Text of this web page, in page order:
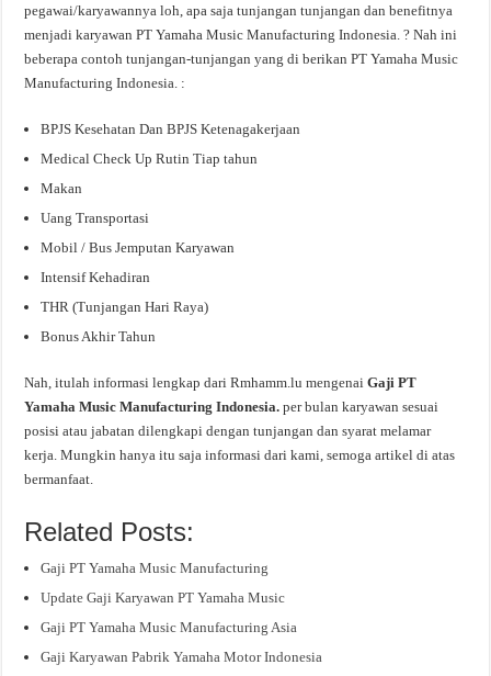
pegawai/karyawannya loh, apa saja tunjangan tunjangan dan benefitnya
menjadi karyawan PT Yamaha Music Manufacturing Indonesia. ? Nah ini
beberapa contoh tunjangan-tunjangan yang di berikan PT Yamaha Music
Manufacturing Indonesia. :
BPJS Kesehatan Dan BPJS Ketenagakerjaan
Medical Check Up Rutin Tiap tahun
Makan
Uang Transportasi
Mobil / Bus Jemputan Karyawan
Intensif Kehadiran
THR (Tunjangan Hari Raya)
Bonus Akhir Tahun
Nah, itulah informasi lengkap dari Rmhamm.lu mengenaiGaji PT
Yamaha Music Manufacturing Indonesia.per bulan karyawan sesuai
posisi atau jabatan dilengkapi dengan tunjangan dan syarat melamar
kerja. Mungkin hanya itu saja informasi dari kami, semoga artikel di atas
bermanfaat.
Related Posts:
Gaji PT Yamaha Music Manufacturing
Update Gaji Karyawan PT Yamaha Music
Gaji PT Yamaha Music Manufacturing Asia
Gaji Karyawan Pabrik Yamaha Motor Indonesia